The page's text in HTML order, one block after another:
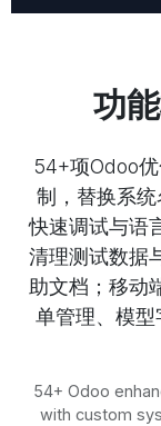
功
54+项Odoo
制，替换系统
快速调试与语
清理测试数据
助文档；移动
单管理、模
54+ Odoo
with custom